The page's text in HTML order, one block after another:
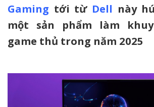
Gaming tới từ Dell này
một sản phẩm làm
game thủ trong năm 2025